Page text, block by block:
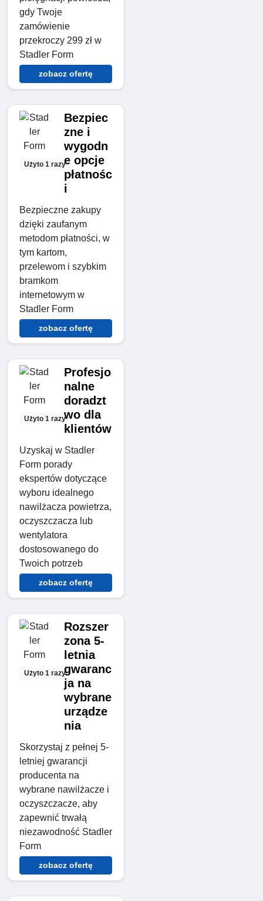
gdy Twoje
zamówienie
przekroczy 299 zł w
Stadler Form
zobacz ofertę
Użyto 1 razy
Bezpiec
zne i
wygodn
e opcje
płatnośc
i
Bezpieczne zakupy
dzięki zaufanym
metodom płatności, w
tym kartom,
przelewom i szybkim
bramkom
internetowym w
Stadler Form
zobacz ofertę
Użyto 1 razy
Profesjo
nalne
doradzt
wo dla
klientów
Uzyskaj w Stadler
Form porady
ekspertów dotyczące
wyboru idealnego
nawilżacza powietrza,
oczyszczacza lub
wentylatora
dostosowanego do
Twoich potrzeb
zobacz ofertę
Użyto 1 razy
Rozszer
zona 5-
letnia
gwaranc
ja na
wybrane
urządze
nia
Skorzystaj z pełnej 5-
letniej gwarancji
producenta na
wybrane nawilżacze i
oczyszczacze, aby
zapewnić trwałą
niezawodność Stadler
Form
zobacz ofertę